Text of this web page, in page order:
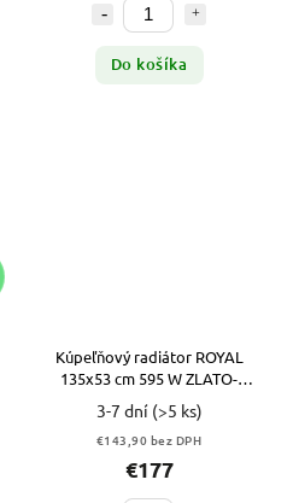
Do košíka
Kúpeľňový radiátor ROYAL
135x53 cm 595 W ZLATO-
RUŽOVÝ
3-7 dní (>5 ks)
€143,90 bez DPH
€177